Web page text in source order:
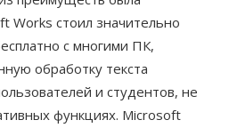
Works стоил значительно
с многими ПК,
обработку текста
и студентов, не
функциях. Microsoft